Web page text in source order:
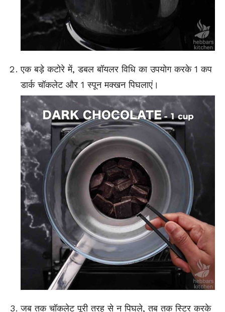
एक बड़े कटोरे में, डबल बॉयलर विधि का उपयोग करके 1 कप
डार्क चॉकलेट और 1 स्पून मक्खन पिघलाएं।
जब तक चॉकलेट पूरी तरह से न पिघले, तब तक स्टिर करके